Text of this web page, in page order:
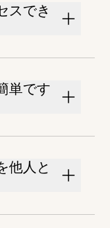
スでき
単です
他人と